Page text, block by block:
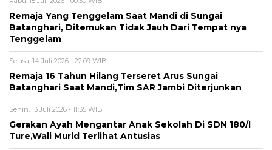
Remaja Yang Tenggelam Saat Mandi di Sungai
Batanghari, Ditemukan Tidak Jauh Dari Tempat nya
Tenggelam
Selasa, 14 Juli 2026 - 22:09 WIB
Remaja 16 Tahun Hilang Terseret Arus Sungai
Batanghari Saat Mandi,Tim SAR Jambi Diterjunkan
Senin, 13 Juli 2026 - 11:35 WIB
Gerakan Ayah Mengantar Anak Sekolah Di SDN 180/I
Ture,Wali Murid Terlihat Antusias